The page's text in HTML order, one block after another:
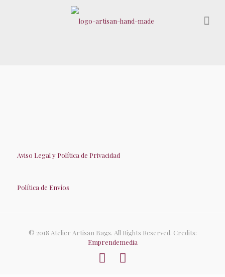
Aviso Legal y Política de Privacidad
Política de Envíos
© 2018 Atelier Artisan Bags. All Rights Reserved. Credits:
Emprendemedia